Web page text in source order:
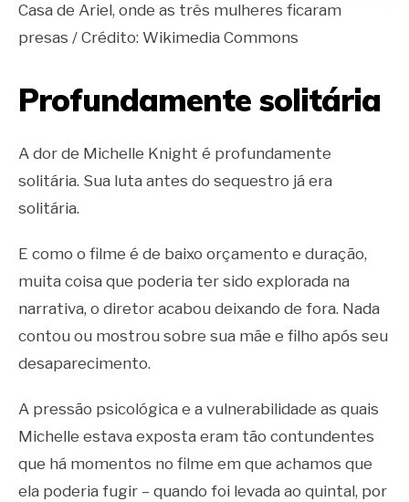
Casa de Ariel, onde as três mulheres ficaram
presas / Crédito: Wikimedia Commons
Profundamente solitária
A dor de Michelle Knight é profundamente
solitária. Sua luta antes do sequestro já era
solitária.
E como o filme é de baixo orçamento e duração,
muita coisa que poderia ter sido explorada na
narrativa, o diretor acabou deixando de fora. Nada
contou ou mostrou sobre sua mãe e filho após seu
desaparecimento.
A pressão psicológica e a vulnerabilidade as quais
Michelle estava exposta eram tão contundentes
que há momentos no filme em que achamos que
ela poderia fugir – quando foi levada ao quintal, por